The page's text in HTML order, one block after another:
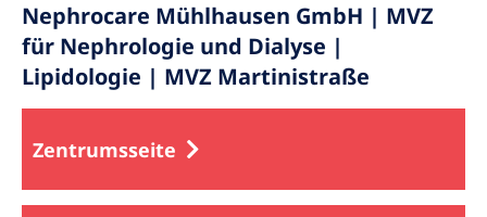
Nephrocare Mühlhausen GmbH | MVZ
für Nephrologie und Dialyse |
Lipidologie | MVZ Martinistraße
Zentrumsseite